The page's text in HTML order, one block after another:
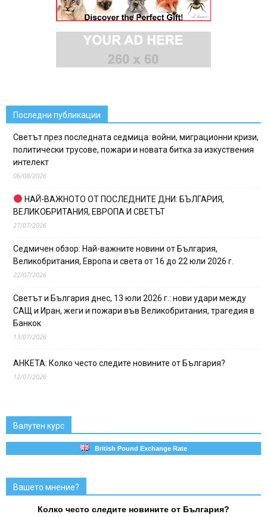
Последни публикации
Светът през последната седмица: войни, миграционни кризи,
политически трусове, пожари и новата битка за изкуствения
интелект
06/08/2026
НАЙ-ВАЖНОТО ОТ ПОСЛЕДНИТЕ ДНИ: БЪЛГАРИЯ,
ВЕЛИКОБРИТАНИЯ, ЕВРОПА И СВЕТЪТ
27/07/2026
Седмичен обзор: Най-важните новини от България,
Великобритания, Европа и света от 16 до 22 юли 2026 г.
22/07/2026
Светът и България днес, 13 юли 2026 г.: нови удари между
САЩ и Иран, жеги и пожари във Великобритания, трагедия в
Банкок
13/07/2026
АНКЕТА: Колко често следите новините от България?
12/07/2026
Валутен курс
British Pound Exchange Rate
Вашето мнение?
Колко често следите новините от България?